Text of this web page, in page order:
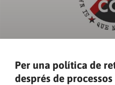
Per una política de
després de